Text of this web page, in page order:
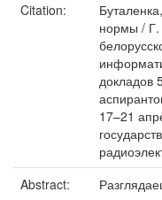
Citation:
нормы / Г.
докладов
17–21
Abstract: